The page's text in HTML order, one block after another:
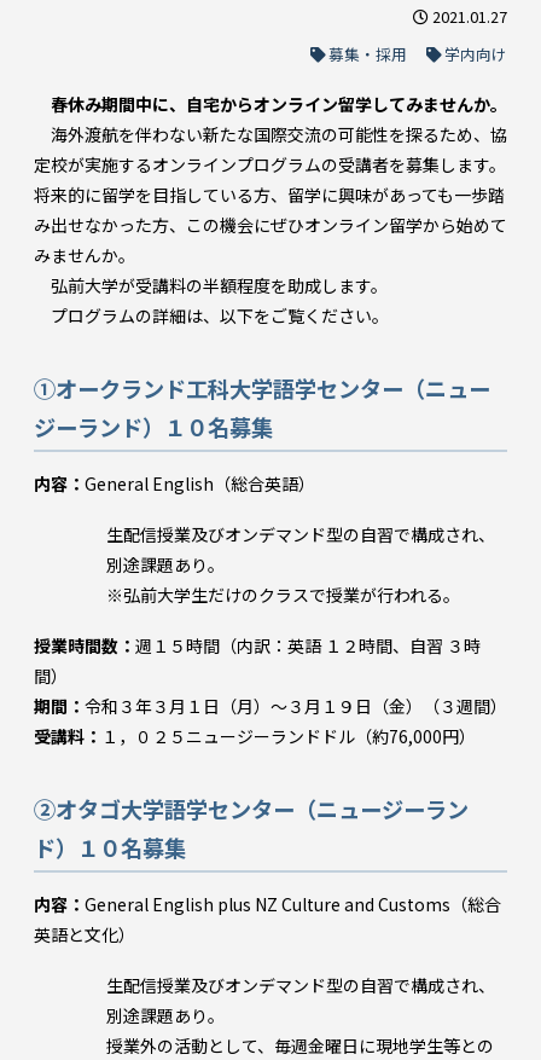
2021.01.27
募集・採用
学内向け
春休み期間中に、自宅からオンライン留学してみませんか。
海外渡航を伴わない新たな国際交流の可能性を探るため、協
定校が実施するオンラインプログラムの受講者を募集します。
将来的に留学を目指している方、留学に興味があっても一歩踏
み出せなかった方、この機会にぜひオンライン留学から始めて
みませんか。
弘前大学が受講料の半額程度を助成します。
プログラムの詳細は、以下をご覧ください。
①オークランド工科大学語学センター（ニュー
ジーランド）１０名募集
内容： General English（総合英語）
生配信授業及びオンデマンド型の自習で構成され、
別途課題あり。
※弘前大学生だけのクラスで授業が行われる。
授業時間数： 週１５時間（内訳：英語 １２時間、自習 ３時
間）
期間： 令和３年３月１日（月）～３月１９日（金）（３週間）
受講料： １，０２５ニュージーランドドル（約76,000円）
②オタゴ大学語学センター（ニュージーラン
ド）１０名募集
内容： General English plus NZ Culture and Customs（総合
英語と文化）
生配信授業及びオンデマンド型の自習で構成され、
別途課題あり。
授業外の活動として、毎週金曜日に現地学生等との